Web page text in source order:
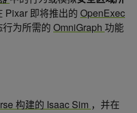
Pixar 即将推出的 OpenExec
为所需的 OmniGraph 功能
构建的 Isaac Sim ，并在